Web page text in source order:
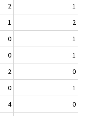
2
1
1
2
0
1
0
1
2
0
0
1
4
0